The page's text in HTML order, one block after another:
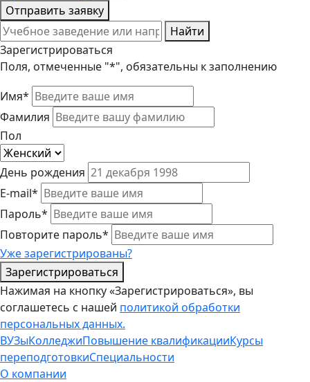
Отправить заявку
Найти
Зарегистрироваться
Поля, отмеченные "*", обязательны к заполнению
Имя*
Фамилия
Пол
День рождения
E-mail*
Пароль*
Повторите пароль*
Уже зарегистрированы?
Зарегистрироваться
Нажимая на кнопку «Зарегистрироваться», вы
соглашетесь с нашей политикой обработки
персональных данных.
ВУЗыКолледжиПовышение квалификацииКурсы
переподготовкиСпециальности
О компании